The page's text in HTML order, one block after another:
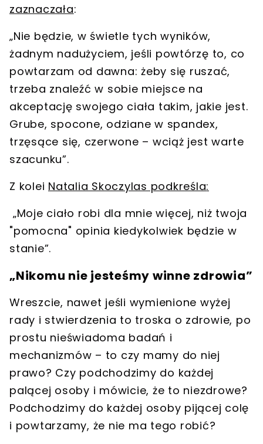
zaznaczała:
„Nie będzie, w świetle tych wyników,
żadnym nadużyciem, jeśli powtórzę to, co
powtarzam od dawna: żeby się ruszać,
trzeba znaleźć w sobie miejsce na
akceptację swojego ciała takim, jakie jest.
Grube, spocone, odziane w spandex,
trzęsące się, czerwone – wciąż jest warte
szacunku”.
Z kolei Natalia Skoczylas podkreśla:
„Moje ciało robi dla mnie więcej, niż twoja
"pomocna" opinia kiedykolwiek będzie w
stanie”.
„Nikomu nie jesteśmy winne zdrowia”
Wreszcie, nawet jeśli wymienione wyżej
rady i stwierdzenia to troska o zdrowie, po
prostu nieświadoma badań i
mechanizmów – to czy mamy do niej
prawo? Czy podchodzimy do każdej
palącej osoby i mówicie, że to niezdrowe?
Podchodzimy do każdej osoby pijącej colę
i powtarzamy, że nie ma tego robić?